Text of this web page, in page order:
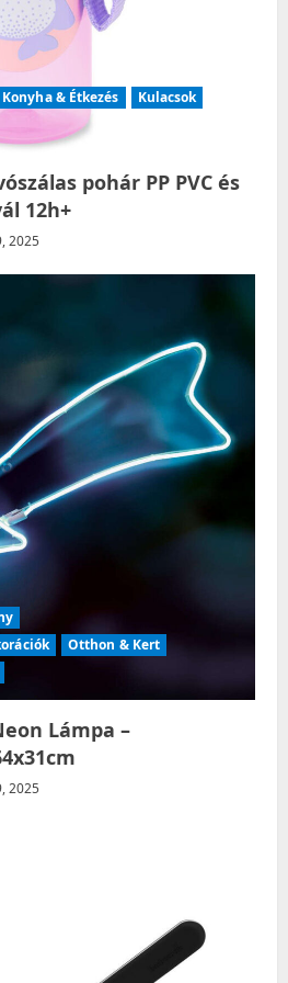
Konyha & Étkezés
Kulacsok
pohár PP PVC és
12h+
2025
Otthon & Kert
Lámpa –
2025